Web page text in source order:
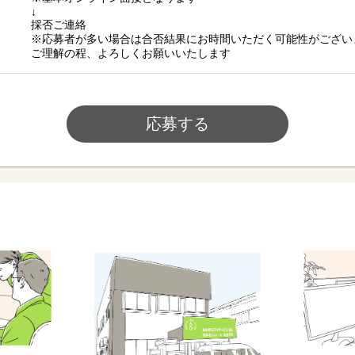
↓
採否ご連絡
※応募者が多い場合は合否結果にお時間いただく可能性がござい
ご理解の程、よろしくお願いいたします
応募する